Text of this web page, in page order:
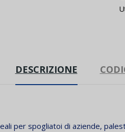
DESCRIZIONE
per spogliatoi di aziende,